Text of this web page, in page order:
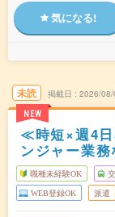
気になる!
未読
NEW
掲載日 2026/08/
≪時短×週4
ンジャー業務
職種未経験OK
WEB登録OK 派遣